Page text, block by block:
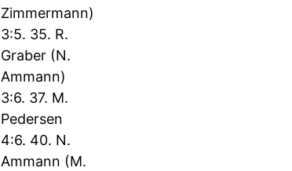
Zimmermann)
3:5. 35. R.
Graber (N.
Ammann)
3:6. 37. M.
Pedersen
4:6. 40. N.
Ammann (M.